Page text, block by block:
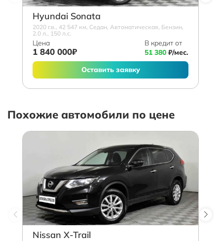
Hyundai Sonata
2020 г.в., 42 547 км, Седан, Автоматическая, Бензин,
2.0 л., 150 л.с.
Цена
1 840 000₽
В кредит от
51 380 ₽/мес.
Оставить заявку
Похожие автомобили по цене
Nissan X-Trail